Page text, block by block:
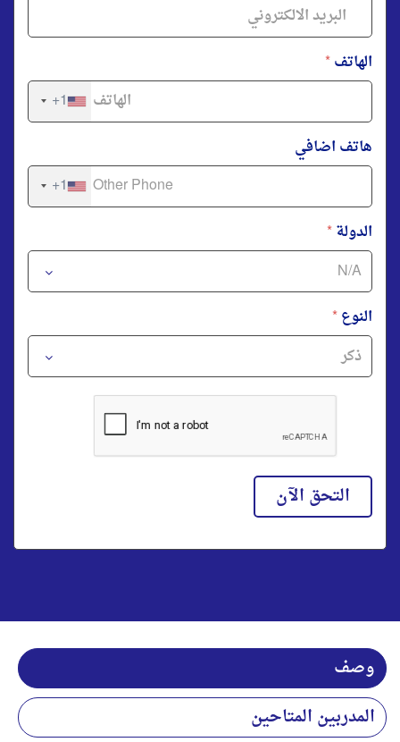
الهاتف*
+1
هاتف اضافي
+1
الدولة*
النوع*
التحق الآن
وصف
المدربين المتاحين